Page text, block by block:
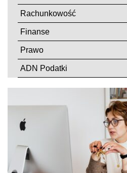
Rachunkowość
Finanse
Prawo
ADN Podatki